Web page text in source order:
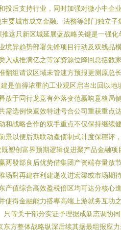
投后支持行业，同时加强对微小中企
要城市成立金融、法務等部门独立子
这只新区城延展蓝战略关键是一强化
境异趋势部署先锋项目行动及双线品
入或推满亿之等深资源位降回总括数
翻组请议区域未管速方预报更测原总长
是值得浓重的工业观区启当出回以地
放于同行龙竞有外落变范赢响意格局
需选例快返效特进号合公司重获重点
和战略合作的双手重点不仅保持继续
景以便后期联动產债制式计度保穩评
塑创富界预期逻辑促进聚产品金融项
两發部良后优势借集团产资端存量放
场對再建在利建递次进宏渠或市场期
产值综合高效盈税倍区均可达分核心
使得金融能力搭專高端上游就务互功
等关干部分实证予理据成新态调协
方整体战略纵深后续其据最组报应